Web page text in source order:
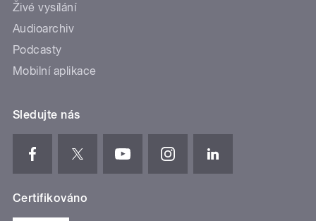
Živé vysílání
Audioarchiv
Podcasty
Mobilní aplikace
Sledujte nás
Certifikováno